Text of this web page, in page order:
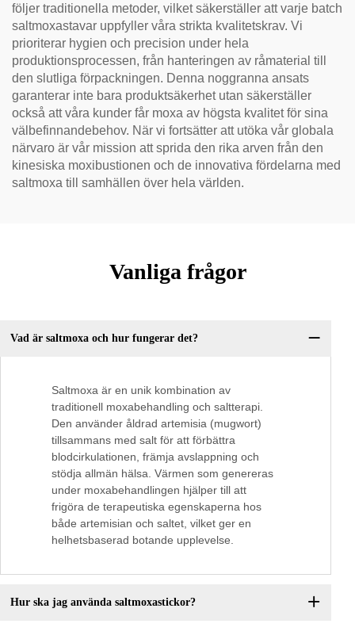
följer traditionella metoder, vilket säkerställer att varje batch
saltmoxastavar uppfyller våra strikta kvalitetskrav. Vi
prioriterar hygien och precision under hela
produktionsprocessen, från hanteringen av råmaterial till
den slutliga förpackningen. Denna noggranna ansats
garanterar inte bara produktsäkerhet utan säkerställer
också att våra kunder får moxa av högsta kvalitet för sina
välbefinnandebehov. När vi fortsätter att utöka vår globala
närvaro är vår mission att sprida den rika arven från den
kinesiska moxibustionen och de innovativa fördelarna med
saltmoxa till samhällen över hela världen.
Vanliga frågor
Vad är saltmoxa och hur fungerar det?
Saltmoxa är en unik kombination av
traditionell moxabehandling och saltterapi.
Den använder åldrad artemisia (mugwort)
tillsammans med salt för att förbättra
blodcirkulationen, främja avslappning och
stödja allmän hälsa. Värmen som genereras
under moxabehandlingen hjälper till att
frigöra de terapeutiska egenskaperna hos
både artemisian och saltet, vilket ger en
helhetsbaserad botande upplevelse.
Hur ska jag använda saltmoxastickor?